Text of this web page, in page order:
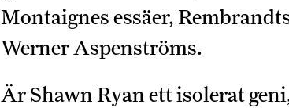
Montaignes essäer,
Werner Aspenströms.
Är Shawn Ryan ett isolerat